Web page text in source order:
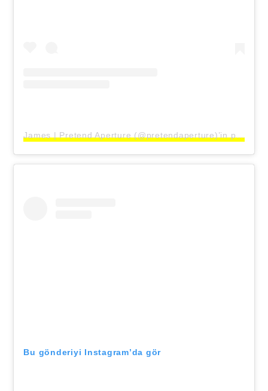
James | Pretend Aperture (@pretendaperture)’in paylaştığı bir gönderi
Bu gönderiyi Instagram’da gör